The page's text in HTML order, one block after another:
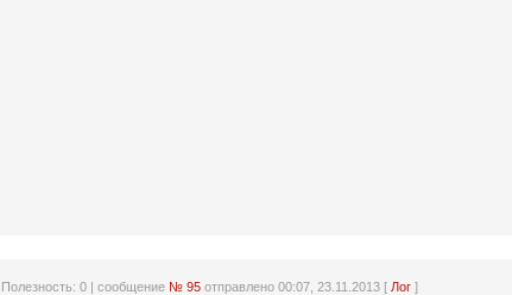
Полезность: 0| сообщение № 95отправлено 00:07, 23.11.2013 [ Лог]